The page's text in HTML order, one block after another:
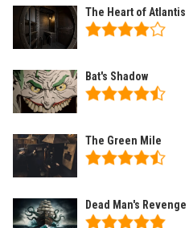
The Heart of Atlantis
Bat's Shadow
The Green Mile
Dead Man's Revenge